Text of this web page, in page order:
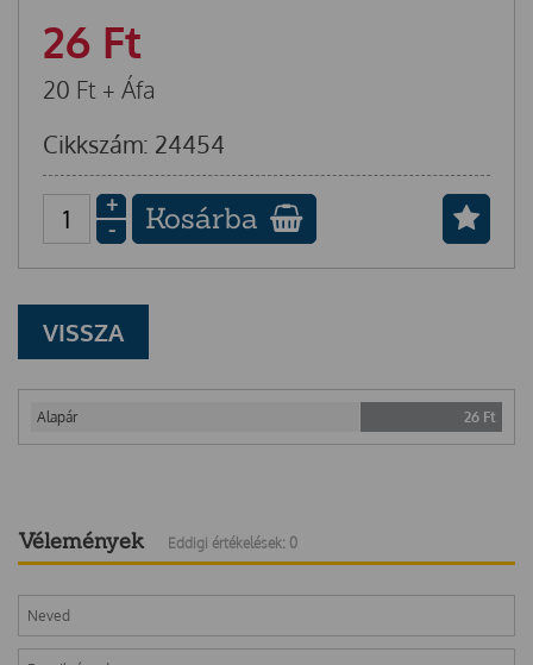
26 Ft
20 Ft + Áfa
Cikkszám: 24454
+
-
Kosárba
VISSZA
Alapár 26 Ft
Vélemények Eddigi értékelések: 0